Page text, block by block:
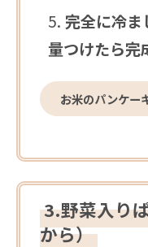
完全に冷
量つけたら完
お米のパンケー
3.野菜入り
から）